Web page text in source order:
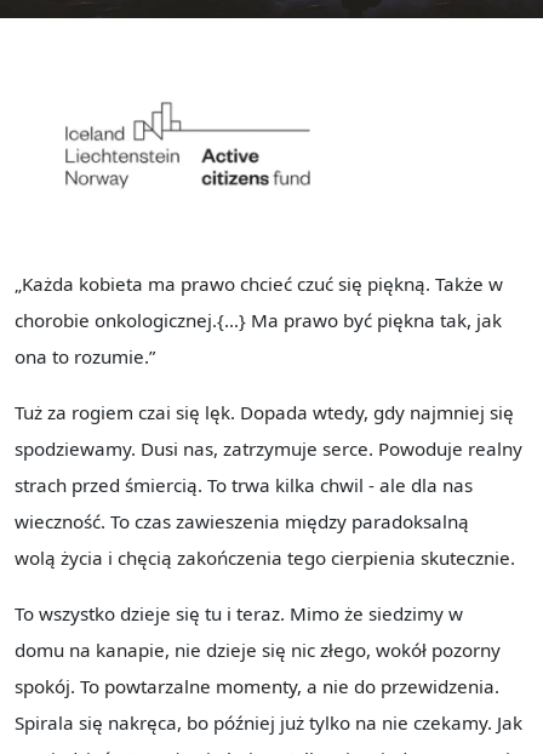
„Każda kobieta ma prawo chcieć czuć się piękną. Także w
chorobie onkologicznej.{…} Ma prawo być piękna tak, jak
ona to rozumie.”
Tuż za rogiem czai się lęk. Dopada wtedy, gdy najmniej się
spodziewamy. Dusi nas, zatrzymuje serce. Powoduje realny
strach przed śmiercią. To trwa kilka chwil ‐ ale dla nas
wieczność. To czas zawieszenia między paradoksalną
wolą życia i chęcią zakończenia tego cierpienia skutecznie.
To wszystko dzieje się tu i teraz. Mimo że siedzimy w
domu na kanapie, nie dzieje się nic złego, wokół pozorny
spokój. To powtarzalne momenty, a nie do przewidzenia.
Spirala się nakręca, bo później już tylko na nie czekamy. Jak